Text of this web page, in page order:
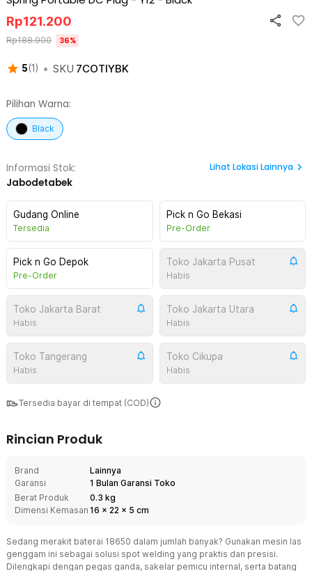
5(1 ) • SKU 7COTIYBK
Rp121.200
Rp188.900 36%
Pilihan Warna:
Black
Informasi Stok:
Jabodetabek
Lihat Lokasi Lainnya
Gudang Online
Tersedia
Pick n Go Bekasi
Pre-Order
Pick n Go Depok
Pre-Order
Toko Jakarta Pusat
Habis
Toko Jakarta Barat
Habis
Toko Jakarta Utara
Habis
Toko Tangerang
Habis
Toko Cikupa
Habis
Tersedia bayar di tempat (COD)
Rincian Produk
Brand
Lainnya
Garansi
1 Bulan Garansi Toko
Berat Produk
0.3 kg
Dimensi Kemasan 16 x 22 x 5 cm
Sedang merakit baterai 18650 dalam jumlah banyak? Gunakan mesin las
genggam ini sebagai solusi spot welding yang praktis dan presisi.
Dilengkapi dengan pegas ganda, sakelar pemicu internal, serta batang